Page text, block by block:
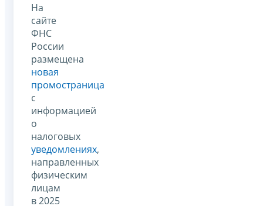
На
сайте
ФНС
России
размещена
новая
промостраница
с
информацией
о
налоговых
уведомлениях,
направленных
физическим
лицам
в 2025